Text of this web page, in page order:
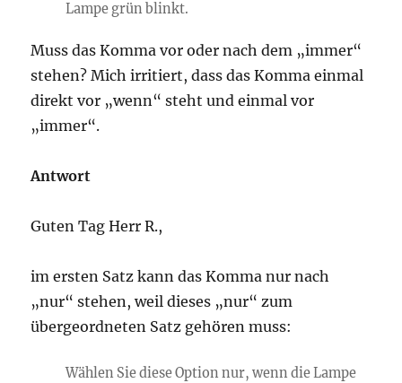
Lampe grün blinkt.
Muss das Komma vor oder nach dem „immer“
stehen? Mich irritiert, dass das Komma einmal
direkt vor „wenn“ steht und einmal vor
„immer“.
Antwort
Guten Tag Herr R.,
im ersten Satz kann das Komma nur nach
„nur“ stehen, weil dieses „nur“ zum
übergeordneten Satz gehören muss:
Wählen Sie diese Option nur, wenn die Lampe